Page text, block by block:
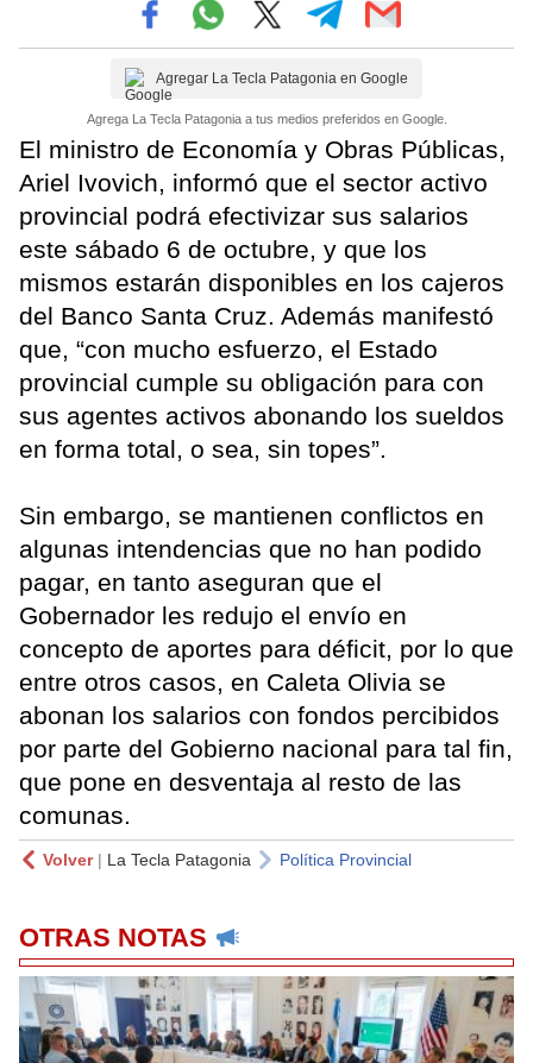
Agregar La Tecla Patagonia en Google
Agrega La Tecla Patagonia a tus medios preferidos en Google.
El ministro de Economía y Obras Públicas,
Ariel Ivovich, informó que el sector activo
provincial podrá efectivizar sus salarios
este sábado 6 de octubre, y que los
mismos estarán disponibles en los cajeros
del Banco Santa Cruz. Además manifestó
que, “con mucho esfuerzo, el Estado
provincial cumple su obligación para con
sus agentes activos abonando los sueldos
en forma total, o sea, sin topes”.
Sin embargo, se mantienen conflictos en
algunas intendencias que no han podido
pagar, en tanto aseguran que el
Gobernador les redujo el envío en
concepto de aportes para déficit, por lo que
entre otros casos, en Caleta Olivia se
abonan los salarios con fondos percibidos
por parte del Gobierno nacional para tal fin,
que pone en desventaja al resto de las
comunas.
Volver| La Tecla Patagonia Política Provincial
OTRAS NOTAS